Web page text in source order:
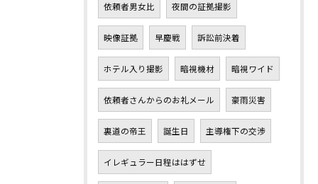
依頼者男女比 夜間の証拠撮影
映像証拠 早慶戦 訴訟前決着
ホテル入り撮影 暗視機材 暗視ワイド
依頼者さんからのお礼メール 豪雨災害
裏道の帝王 誕生日 主導権下の交渉
イレギュラー日程ははずせ